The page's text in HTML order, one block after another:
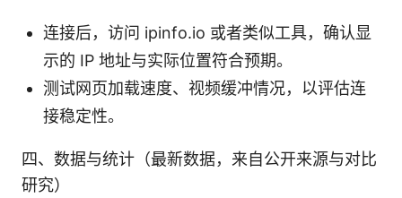
连接后，访问 ipinfo.io 或者类似工具，确认显
示的 IP 地址与实际位置符合预期。
测试网页加载速度、视频缓冲情况，以评估连
接稳定性。
四、数据与统计（最新数据，来自公开来源与对比
研究）